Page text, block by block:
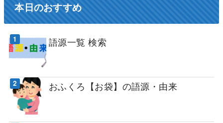
本日のおすすめ
語源一覧 検索
おふくろ【お袋】の語源・由来